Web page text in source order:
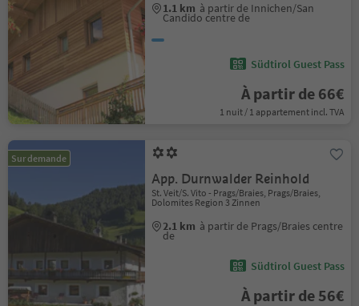
1.1 km à partir de Innichen/San
Candido centre de
Südtirol Guest Pass
À partir de 66€
1 nuit / 1 appartement incl. TVA
Sur demande
App. Durnwalder Reinhold
St. Veit/S. Vito - Prags/Braies, Prags/Braies,
Dolomites Region 3 Zinnen
2.1 km à partir de Prags/Braies centre
de
Südtirol Guest Pass
À partir de 56€